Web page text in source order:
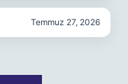
Temmuz 27, 2026